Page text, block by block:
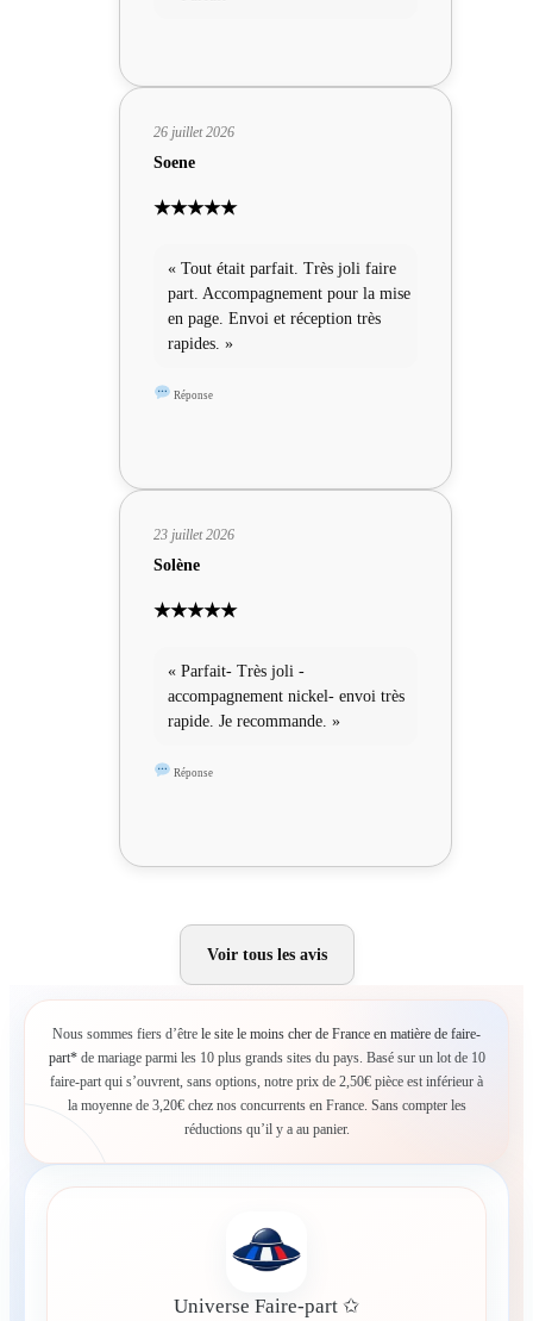
26 juillet 2026
Soene
★★★★★
« Tout était parfait. Très joli faire
part. Accompagnement pour la mise
en page. Envoi et réception très
rapides. »
Réponse
23 juillet 2026
Solène
★★★★★
« Parfait- Très joli -
accompagnement nickel- envoi très
rapide. Je recommande. »
Réponse
Voir tous les avis
Nous sommes fiers d’être le site le moins cher de France en matière de faire-
part*de mariage parmi les 10 plus grands sites du pays. Basé sur un lot de 10
faire-part qui s’ouvrent, sans options, notre prix de 2,50€ pièce est inférieur à
la moyenne de 3,20€ chez nos concurrents en France. Sans compter les
réductions qu’il y a au panier.
Universe Faire-part ✩